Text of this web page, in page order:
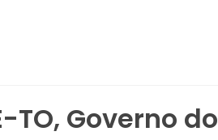
TO, Governo do